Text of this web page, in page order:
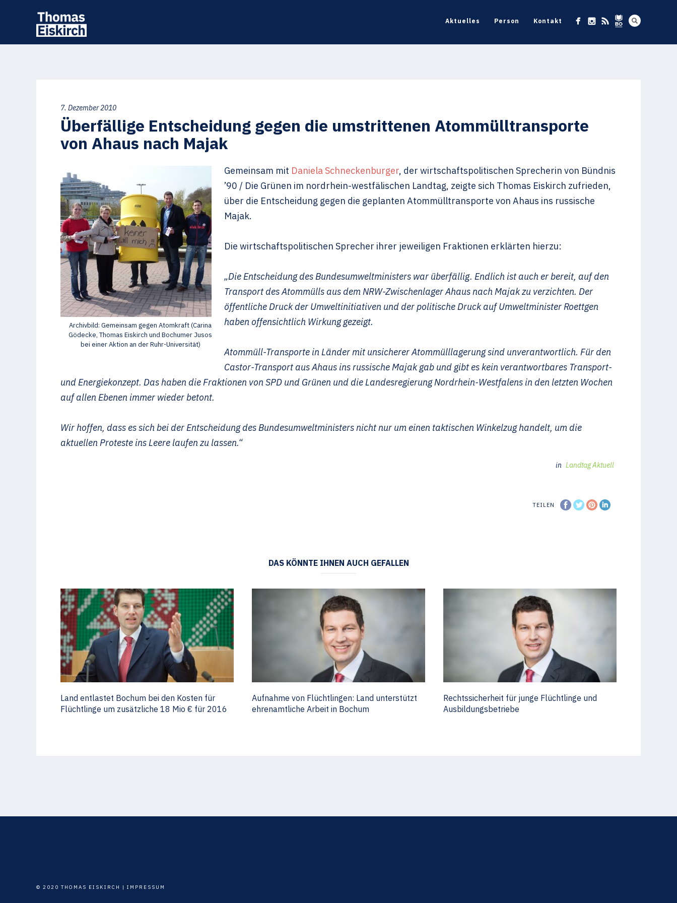
Aktuelles Person Kontakt
7. Dezember 2010
Überfällige Entscheidung gegen die umstrittenen Atommülltransporte
von Ahaus nach Majak
Archivbild: Gemeinsam gegen Atomkraft (Carina
Gödecke, Thomas Eiskirch und Bochumer Jusos
bei einer Aktion an der Ruhr-Universität)
Gemeinsam mit Daniela Schneckenburger, der wirtschaftspolitischen Sprecherin von Bündnis
’90 / Die Grünen im nordrhein-westfälischen Landtag, zeigte sich Thomas Eiskirch zufrieden,
über die Entscheidung gegen die geplanten Atommülltransporte von Ahaus ins russische
Majak.
Die wirtschaftspolitischen Sprecher ihrer jeweiligen Fraktionen erklärten hierzu:
„Die Entscheidung des Bundesumweltministers war überfällig. Endlich ist auch er bereit, auf den
Transport des Atommülls aus dem NRW-Zwischenlager Ahaus nach Majak zu verzichten. Der
öffentliche Druck der Umweltinitiativen und der politische Druck auf Umweltminister Roettgen
haben offensichtlich Wirkung gezeigt.
Atommüll-Transporte in Länder mit unsicherer Atommülllagerung sind unverantwortlich. Für den
Castor-Transport aus Ahaus ins russische Majak gab und gibt es kein verantwortbares Transport-
und Energiekonzept. Das haben die Fraktionen von SPD und Grünen und die Landesregierung Nordrhein-Westfalens in den letzten Wochen
auf allen Ebenen immer wieder betont.
Wir hoffen, dass es sich bei der Entscheidung des Bundesumweltministers nicht nur um einen taktischen Winkelzug handelt, um die
aktuellen Proteste ins Leere laufen zu lassen.“
in Landtag Aktuell
TEILEN
DAS KÖNNTE IHNEN AUCH GEFALLEN
Land entlastet Bochum bei den Kosten für
Flüchtlinge um zusätzliche 18 Mio € für 2016
Aufnahme von Flüchtlingen: Land unterstützt
ehrenamtliche Arbeit in Bochum
Rechtssicherheit für junge Flüchtlinge und
Ausbildungsbetriebe
© 2020 THOMAS EISKIRCH | IMPRESSUM